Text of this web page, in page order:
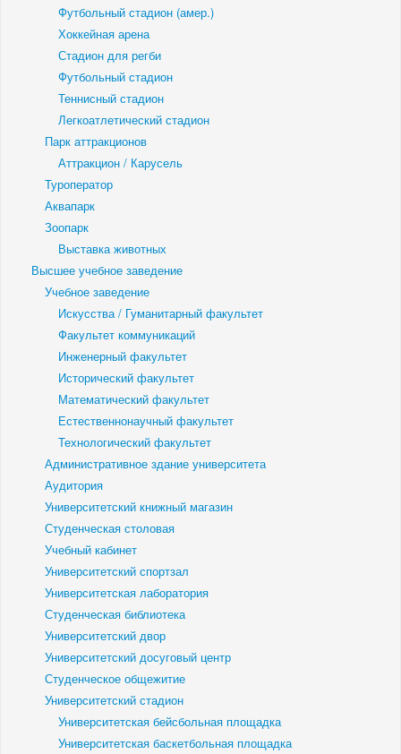
Футбольный стадион (амер.)
Хоккейная арена
Стадион для регби
Футбольный стадион
Теннисный стадион
Легкоатлетический стадион
Парк аттракционов
Аттракцион / Карусель
Туроператор
Аквапарк
Зоопарк
Выставка животных
Высшее учебное заведение
Учебное заведение
Искусства / Гуманитарный факультет
Факультет коммуникаций
Инженерный факультет
Исторический факультет
Математический факультет
Естественнонаучный факультет
Технологический факультет
Административное здание университета
Аудитория
Университетский книжный магазин
Студенческая столовая
Учебный кабинет
Университетский спортзал
Университетская лаборатория
Студенческая библиотека
Университетский двор
Университетский досуговый центр
Студенческое общежитие
Университетский стадион
Университетская бейсбольная площадка
Университетская баскетбольная площадка